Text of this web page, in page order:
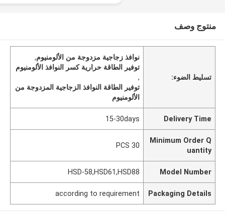
منتوج وصف
تسليط الضوء:
نوافذ زجاجية مزدوجة من الألومنيوم,
توفير الطاقة حرارية كسر النوافذ الألومنيوم
,
توفير الطاقة النوافذ الزجاجية المزدوجة من
الألومنيوم
Delivery Time
15-30days
Minimum Order Q
uantity
30 PCS
Model Number
HSD-58,HSD61,HSD88
Packaging Details
according to requirement